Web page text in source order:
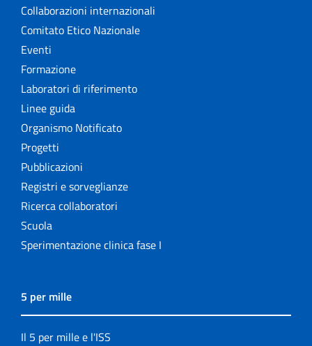
Collaborazioni internazionali
Comitato Etico Nazionale
Eventi
Formazione
Laboratori di riferimento
Linee guida
Organismo Notificato
Progetti
Pubblicazioni
Registri e sorveglianze
Ricerca collaboratori
Scuola
Sperimentazione clinica fase I
5 per mille
Il 5 per mille e l'ISS